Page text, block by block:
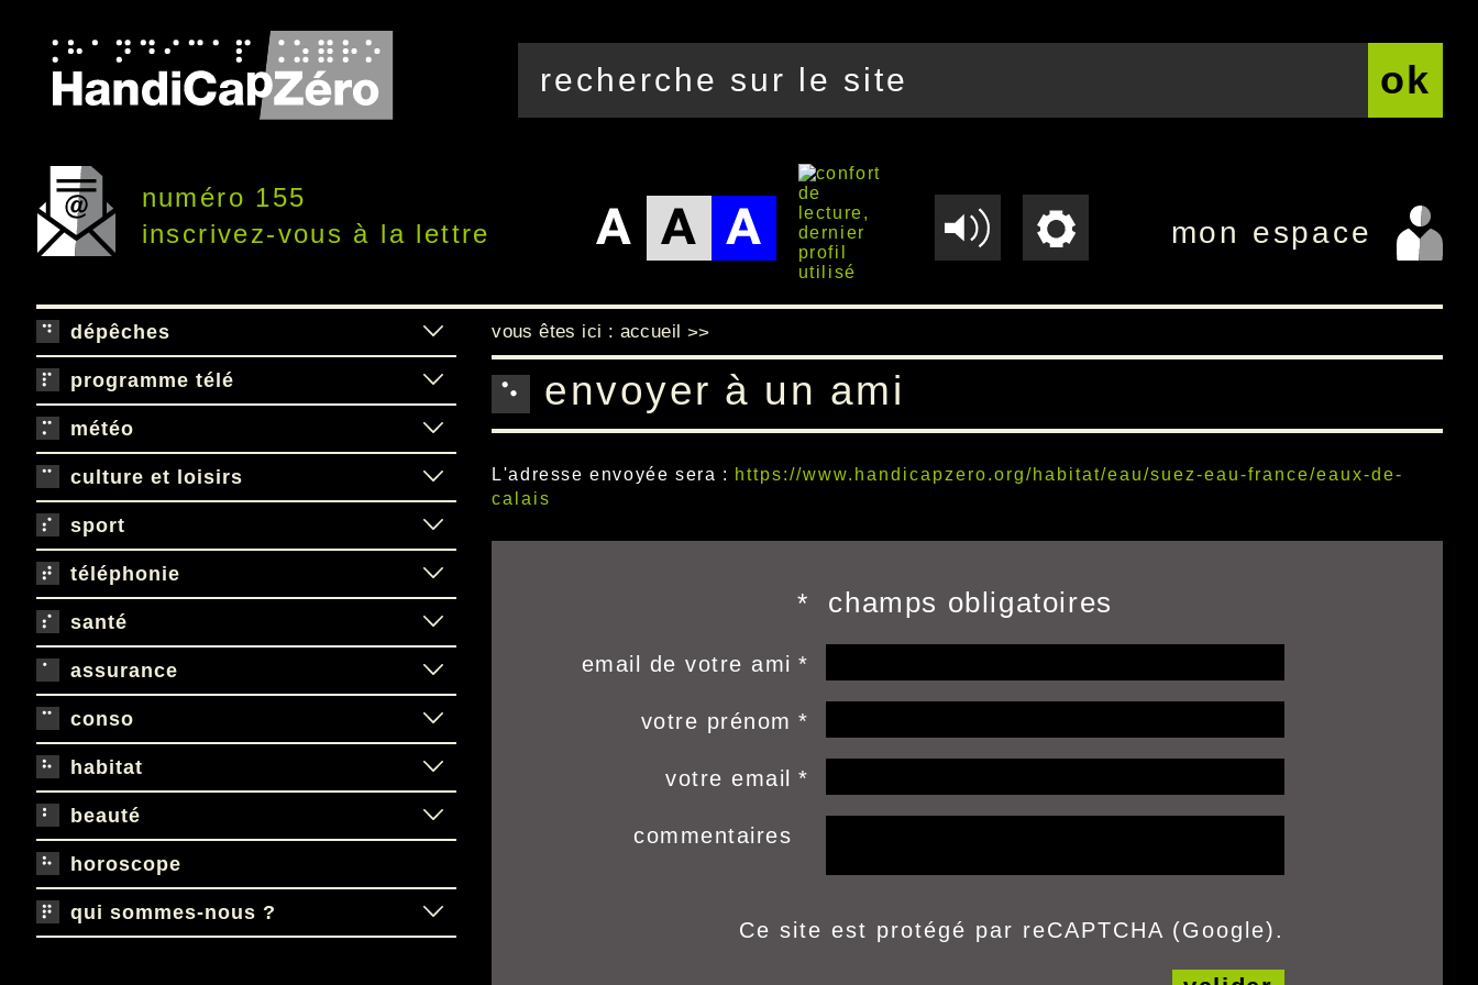
ok
numéro 155
inscrivez-vous à la lettre
mon espace
dépêches
programme télé
météo
culture et loisirs
sport
téléphonie
santé
assurance
conso
habitat
beauté
horoscope
qui sommes-nous ?
vous êtes ici : accueil >>
envoyer à un ami
L'adresse envoyée sera : https://www.handicapzero.org/habitat/eau/suez-eau-france/eaux-de-
calais
* champs obligatoires
email de votre ami
votre prénom
votre email
commentaires
Ce site est protégé par reCAPTCHA (Google).